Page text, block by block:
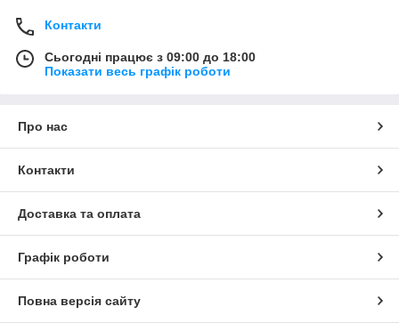
Контакти
Сьогодні працює з 09:00 до 18:00
Показати весь графік роботи
Про нас
Контакти
Доставка та оплата
Графік роботи
Повна версія сайту